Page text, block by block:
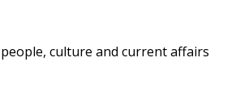
culture and current affairs